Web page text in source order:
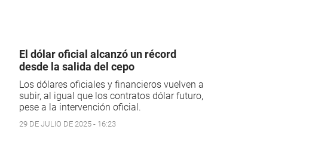
El dólar oficial alcanzó un récord
desde la salida del cepo
Los dólares oficiales y financieros vuelven a
subir, al igual que los contratos dólar futuro,
pese a la intervención oficial.
29 DE JULIO DE 2025 - 16:23